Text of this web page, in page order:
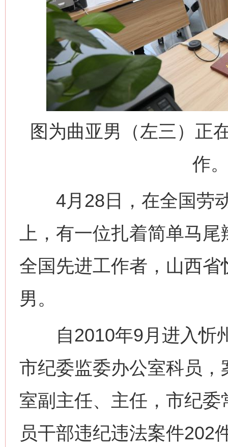
图为曲亚男（左三）正
作
4月28日，在全国劳动
上，有一位扎着简单马
全国先进工作者，山西
男。
自2010年9月进入忻
市纪委监委办公室科员
室副主任、主任，市纪
员干部违纪违法案件202